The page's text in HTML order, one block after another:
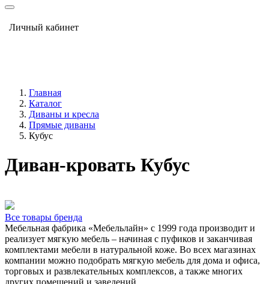
Личный кабинет
Главная
Каталог
Диваны и кресла
Прямые диваны
Кубус
Диван-кровать Кубус
Все товары бренда
Мебельная фабрика «Мебельлайн» с 1999 года производит и
реализует мягкую мебель – начиная с пуфиков и заканчивая
комплектами мебели в натуральной коже. Во всех магазинах
компании можно подобрать мягкую мебель для дома и офиса,
торговых и развлекательных комплексов, а также многих
других помещений и заведений.